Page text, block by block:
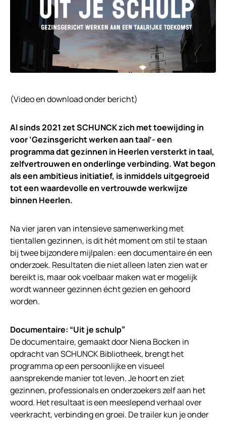
(Video en download onder bericht)
Al sinds 2021 zet SCHUNCK zich met toewijding in
voor ‘Gezinsgericht werken aan taal’- een
programma dat gezinnen in Heerlen versterkt in taal,
zelfvertrouwen en onderlinge verbinding. Wat begon
als een ambitieus initiatief, is inmiddels uitgegroeid
tot een waardevolle en vertrouwde werkwijze
binnen Heerlen.
Na vier jaren van intensieve samenwerking met
tientallen gezinnen, is dit hét moment om stil te staan
bij twee bijzondere mijlpalen: een documentaire én een
onderzoek. Resultaten die niet alleen laten zien wat er
bereikt is, maar ook voelbaar maken wat er mogelijk
wordt wanneer gezinnen écht gezien en gehoord
worden.
Documentaire: “Uit je schulp”
De documentaire, gemaakt door Niena Bocken in
opdracht van SCHUNCK Bibliotheek, brengt het
programma op een persoonlijke en visueel
aansprekende manier tot leven. Je hoort en ziet
gezinnen, professionals en onderzoekers zelf aan het
woord. Het resultaat is een meeslepend verhaal over
veerkracht, verbinding en groei. De trailer kun je onder